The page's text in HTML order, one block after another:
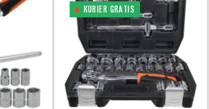
KURIER GRATIS